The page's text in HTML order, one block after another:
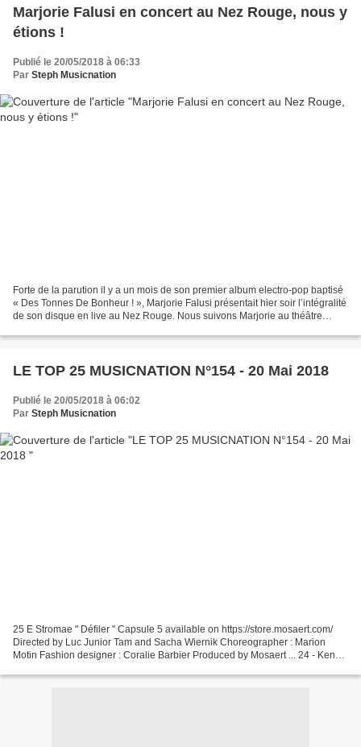
Marjorie Falusi en concert au Nez Rouge, nous y
étions !
Publié le 20/05/2018 à 06:33
Par Steph Musicnation
Forte de la parution il y a un mois de son premier album electro-pop baptisé
« Des Tonnes De Bonheur ! », Marjorie Falusi présentait hier soir l’intégralité
de son disque en live au Nez Rouge. Nous suivons Marjorie au théâtre
LE TOP 25 MUSICNATION N°154 - 20 Mai 2018
Publié le 20/05/2018 à 06:02
Par Steph Musicnation
25 E Stromae " Défiler " Capsule 5 available on https://store.mosaert.com/
Directed by Luc Junior Tam and Sacha Wiernik Choreographer : Marion
Motin Fashion designer : Coralie Barbier Produced by Mosaert ... 24 - Kendji